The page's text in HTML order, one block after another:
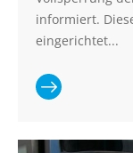
informiert.
eingerichtet...
Artikel